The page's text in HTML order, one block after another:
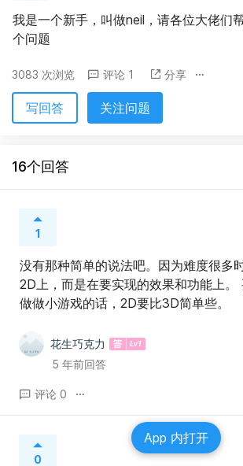
我是一个新手，叫做neil，请各位大佬们
个问题
3083 次浏览 评论 1 分享
写回答 关注问题
16个回答
1
没有那种简单的说法吧。因为难度很多
2D上，而是在要实现的效果和功能上。
做做小游戏的话，2D要比3D简单些。
花生巧克力
5 年前回答
评论 0
0
App 内打开